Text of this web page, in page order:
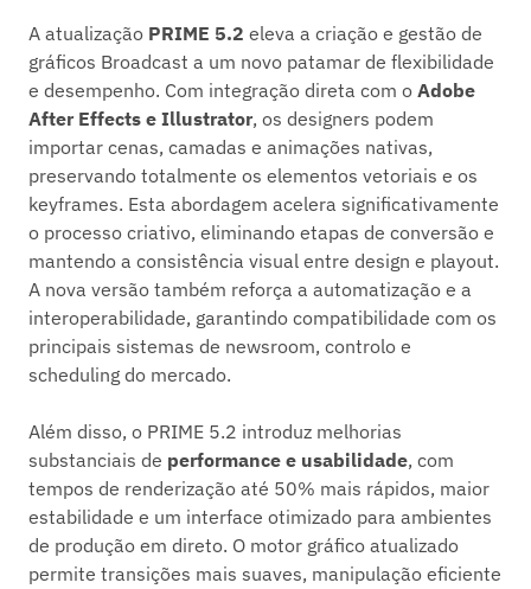
A atualização PRIME 5.2 eleva a criação e gestão de
gráficos Broadcast a um novo patamar de flexibilidade
e desempenho. Com integração direta com o Adobe
After Effects e Illustrator, os designers podem
importar cenas, camadas e animações nativas,
preservando totalmente os elementos vetoriais e os
keyframes. Esta abordagem acelera significativamente
o processo criativo, eliminando etapas de conversão e
mantendo a consistência visual entre design e playout.
A nova versão também reforça a automatização e a
interoperabilidade, garantindo compatibilidade com os
principais sistemas de newsroom, controlo e
scheduling do mercado.
Além disso, o PRIME 5.2 introduz melhorias
substanciais de performance e usabilidade, com
tempos de renderização até 50% mais rápidos, maior
estabilidade e um interface otimizado para ambientes
de produção em direto. O motor gráfico atualizado
permite transições mais suaves, manipulação eficiente